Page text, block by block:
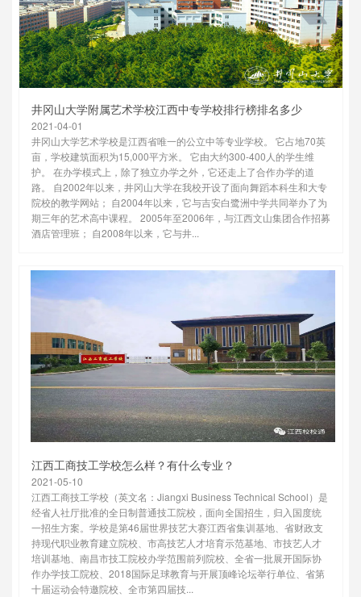
井冈山大学附属艺术学校江西中专学校排行榜排名多少
2021-04-01
井冈山大学艺术学校是江西省唯一的公立中等专业学校。 它占地70英
亩，学校建筑面积为15,000平方米。 它由大约300-400人的学生维
护。 在办学模式上，除了独立办学之外，它还走上了合作办学的道
路。 自2002年以来，井冈山大学在我校开设了面向舞蹈本科生和大专
院校的教学网站； 自2004年以来，它与吉安白鹭洲中学共同举办了为
期三年的艺术高中课程。 2005年至2006年，与江西文山集团合作招募
酒店管理班； 自2008年以来，它与井...
江西工商技工学校怎么样？有什么专业？
2021-05-10
江西工商技工学校（英文名：Jiangxi Business Technical School）是
经省人社厅批准的全日制普通技工院校，面向全国招生，归入国度统
一招生方案。学校是第46届世界技艺大赛江西省集训基地、省财政支
持现代职业教育建立院校、市高技艺人才培育示范基地、市技艺人才
培训基地、南昌市技工院校办学范围前列院校、全省一批展开国际协
作办学技工院校、2018国际足球教育与开展顶峰论坛举行单位、省第
十届运动会特邀院校、全市第四届技...